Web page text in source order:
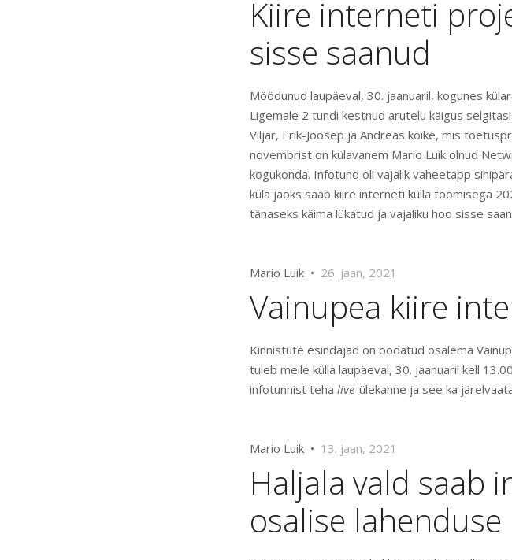
Kiire interneti
sisse saanud
Möödunud laupäeval, 30. jaanuaril, kogunes
Ligemale 2 tundi kestnud arutelu käigus
Viljar, Erik-Joosep ja Andreas kõike, mis
novembrist on külavanem Mario Luik olnud
kogukonda. Infotund oli vajalik vaheetapp
küla jaoks saab kiire interneti külla toomisega
tänaseks käima lükatud ja vajaliku hoo sisse
Mario Luik • 26. jaan, 2021
Vainupea kiire
Kinnistute esindajad on oodatud osalema
tuleb meile külla laupäeval, 30. jaanuaril kell
infotunnist teha live-ülekanne ja see ka
Mario Luik • 13. jaan, 2021
Haljala vald saab
osalise lahenduse